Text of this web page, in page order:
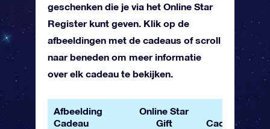
geschenken die je via het Online Star
Register kunt geven. Klik op de
afbeeldingen met de cadeaus of scroll
naar beneden om meer informatie
over elk cadeau te bekijken.
Afbeelding
Cadeau
Online Star
Gift